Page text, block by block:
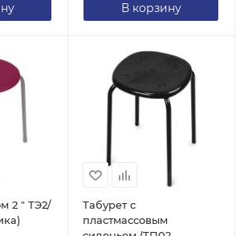
В корзину
2 " ТЭ2/
Табурет с
пластмассовым